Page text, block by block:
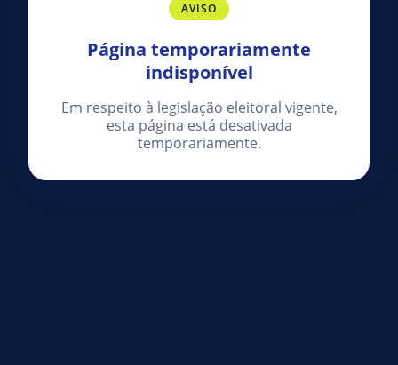
AVISO
Página temporariamente
indisponível
Em respeito à legislação eleitoral vigente,
esta página está desativada
temporariamente.